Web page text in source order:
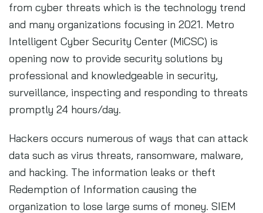
from cyber threats which is the technology trend
and many organizations focusing in 2021. Metro
Intelligent Cyber Security Center (MiCSC) is
opening now to provide security solutions by
professional and knowledgeable in security,
surveillance, inspecting and responding to threats
promptly 24 hours/day.
Hackers occurs numerous of ways that can attack
data such as virus threats, ransomware, malware,
and hacking. The information leaks or theft
Redemption of Information causing the
organization to lose large sums of money. SIEM